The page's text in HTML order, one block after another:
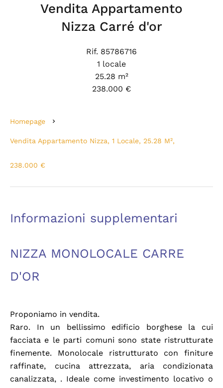
Vendita Appartamento
Nizza Carré d'or
Rif. 85786716
1 locale
25.28 m²
238.000 €
Homepage
Vendita Appartamento Nizza, 1 Locale, 25.28 M²,
238.000 €
Informazioni supplementari
NIZZA MONOLOCALE CARRE
D'OR
Proponiamo in vendita.
Raro. In un bellissimo edificio borghese la cui
facciata e le parti comuni sono state ristrutturate
finemente. Monolocale ristrutturato con finiture
raffinate, cucina attrezzata, aria condizionata
canalizzata, . Ideale come investimento locativo o